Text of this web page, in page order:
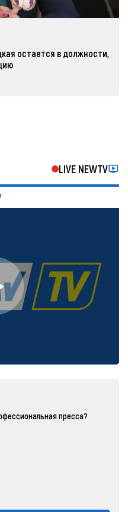
остается в должности,
LIVE NEWTV
пресса?